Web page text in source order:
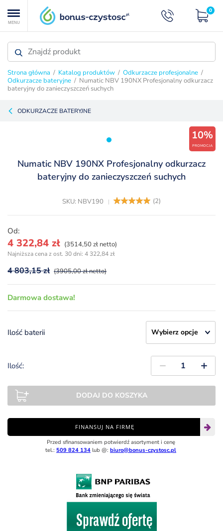
MENU
0
Strona główna / Katalog produktów / Odkurzacze profesjonalne /
Odkurzacze bateryjne / Numatic NBV 190NX Profesjonalny odkurzacz
bateryjny do zanieczyszczeń suchych
ODKURZACZE BATERYJNE
Numatic NBV 190NX Profesjonalny odkurzacz
bateryjny do zanieczyszczeń suchych
SKU: NBV190 (2)
10%
PROMOCJA
Od:
4 803,15zł (3905,00 zł netto)
4 322,84 zł (3514,50 zł netto)
Najniższa cena z ost. 30 dni: 4 322,84zł
Darmowa dostawa!
Ilość baterii
Ilość:
DODAJ DO KOSZYKA
FINANSUJ NA FIRMĘ
Przed sfinansowaniem potwierdź asortyment i cenę
tel.: 509 824 134 lub @: biuro@bonus-czystosc.pl